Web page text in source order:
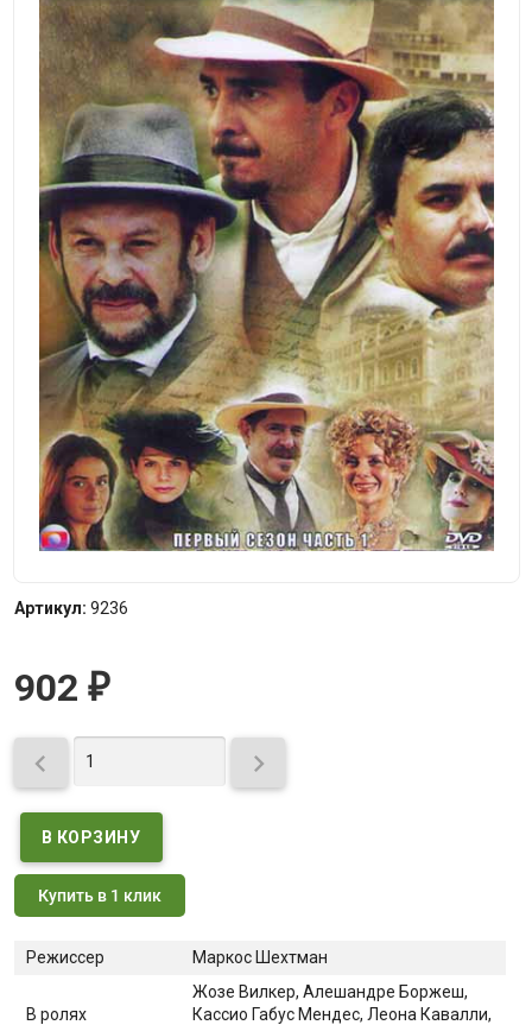
Артикул: 9236
902 ₽
 
Купить в 1 клик
Режиссер Маркос Шехтман
В ролях
Жозе Вилкер, Алешандре Боржеш,
Кассио Габус Мендес, Леона Кавалли,